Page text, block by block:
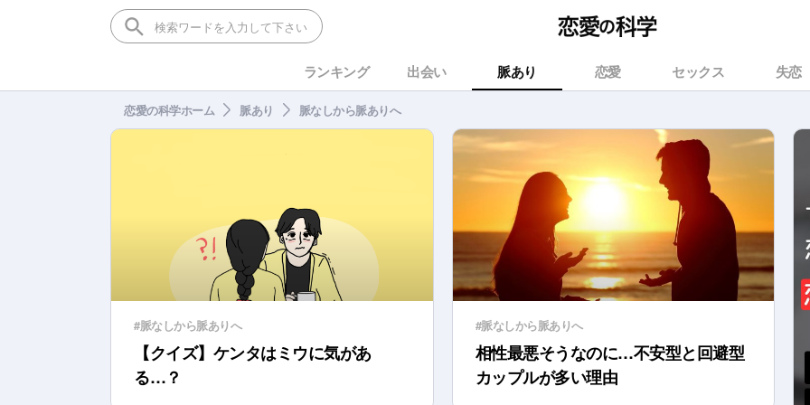
ランキング 出会い 脈あり 恋愛 セックス 失恋
恋愛の科学ホーム 脈あり 脈なしから脈ありへ
#脈なしから脈ありへ
【クイズ】ケンタはミウに気があ
る…？
#脈なしから脈ありへ
相性最悪そうなのに…不安型と回避型
カップルが多い理由